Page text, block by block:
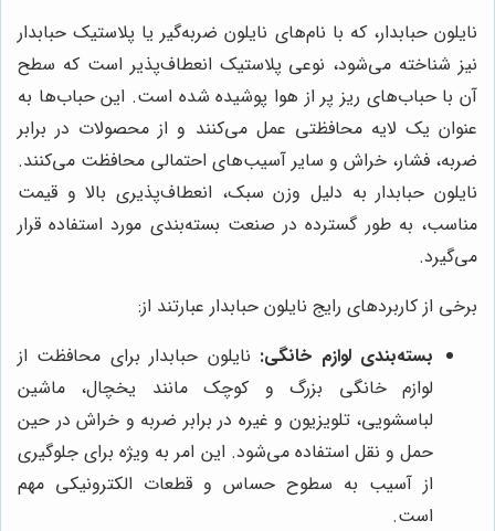
نایلون حبابدار، که با نام‌های نایلون ضربه‌گیر یا پلاستیک حبابدار
نیز شناخته می‌شود، نوعی پلاستیک انعطاف‌پذیر است که سطح
آن با حباب‌های ریز پر از هوا پوشیده شده است. این حباب‌ها به
عنوان یک لایه محافظتی عمل می‌کنند و از محصولات در برابر
ضربه، فشار، خراش و سایر آسیب‌های احتمالی محافظت می‌کنند.
نایلون حبابدار به دلیل وزن سبک، انعطاف‌پذیری بالا و قیمت
مناسب، به طور گسترده در صنعت بسته‌بندی مورد استفاده قرار
می‌گیرد.
برخی از کاربردهای رایج نایلون حبابدار عبارتند از:
بسته‌بندی لوازم خانگی: نایلون حبابدار برای محافظت از
لوازم خانگی بزرگ و کوچک مانند یخچال، ماشین
لباسشویی، تلویزیون و غیره در برابر ضربه و خراش در حین
حمل و نقل استفاده می‌شود. این امر به ویژه برای جلوگیری
از آسیب به سطوح حساس و قطعات الکترونیکی مهم
است.